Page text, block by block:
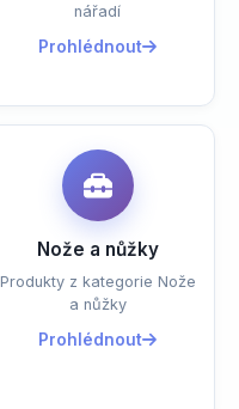
nářadí
Prohlédnout
Nože a nůžky
Produkty z kategorie Nože
a nůžky
Prohlédnout